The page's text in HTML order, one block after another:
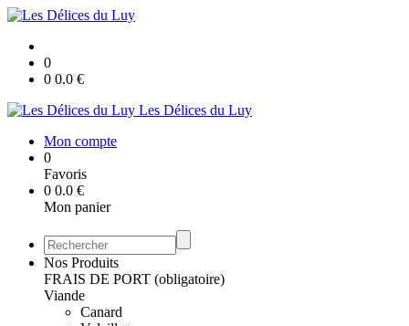
0
0 0.0 €
Les Délices du Luy
Mon compte
0
Favoris
0 0.0 €
Mon panier
Nos Produits
FRAIS DE PORT (obligatoire)
Viande
Canard